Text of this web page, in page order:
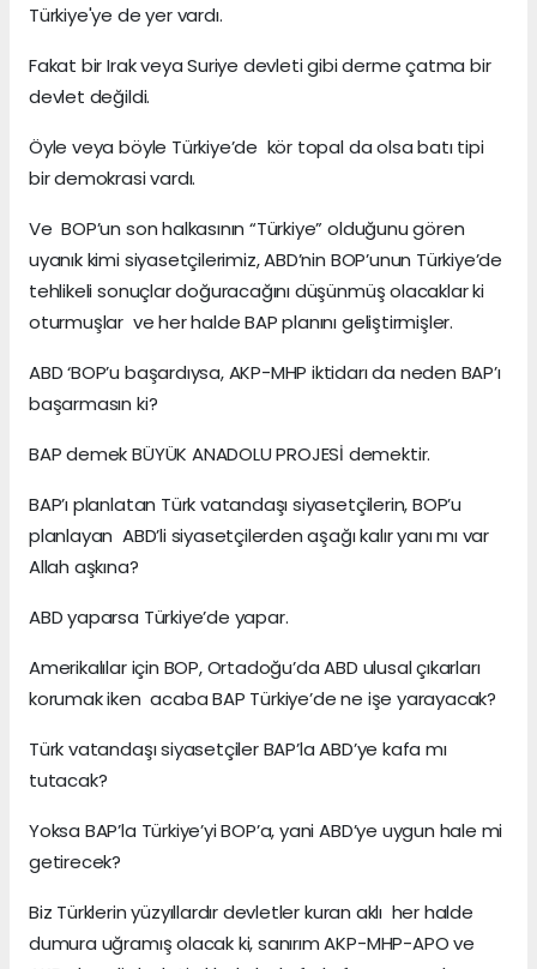
Türkiye'ye de yer vardı.
Fakat bir Irak veya Suriye devleti gibi derme çatma bir
devlet değildi.
Öyle veya böyle Türkiye’de kör topal da olsa batı tipi
bir demokrasi vardı.
Ve BOP’un son halkasının “Türkiye” olduğunu gören
uyanık kimi siyasetçilerimiz, ABD’nin BOP’unun Türkiye’de
tehlikeli sonuçlar doğuracağını düşünmüş olacaklar ki
oturmuşlar ve her halde BAP planını geliştirmişler.
ABD ‘BOP’u başardıysa, AKP-MHP iktidarı da neden BAP’ı
başarmasın ki?
BAP demek BÜYÜK ANADOLU PROJESİ demektir.
BAP’ı planlatan Türk vatandaşı siyasetçilerin, BOP’u
planlayan ABD’li siyasetçilerden aşağı kalır yanı mı var
Allah aşkına?
ABD yaparsa Türkiye’de yapar.
Amerikalılar için BOP, Ortadoğu’da ABD ulusal çıkarları
korumak iken acaba BAP Türkiye’de ne işe yarayacak?
Türk vatandaşı siyasetçiler BAP’la ABD’ye kafa mı
tutacak?
Yoksa BAP’la Türkiye’yi BOP’a, yani ABD’ye uygun hale mi
getirecek?
Biz Türklerin yüzyıllardır devletler kuran aklı her halde
dumura uğramış olacak ki, sanırım AKP-MHP-APO ve